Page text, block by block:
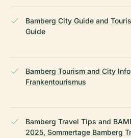
Bamberg City Guide and
Guide
Bamberg Tourism and City
Frankentourismus
Bamberg Travel Tips and
2025, Sommertage Bamberg